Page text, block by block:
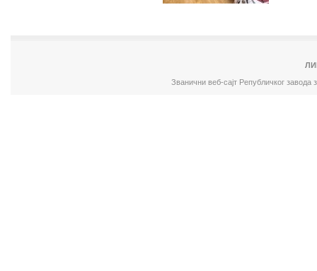
Званични веб-сајт Републичког